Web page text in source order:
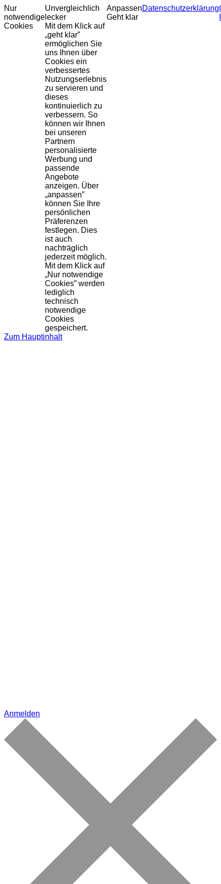
Nur
notwendige
Cookies
Unvergleichlich
lecker
Mit dem Klick auf
„geht klar”
ermöglichen Sie
uns Ihnen über
Cookies ein
verbessertes
Nutzungserlebnis
zu servieren und
dieses
kontinuierlich zu
verbessern. So
können wir Ihnen
bei unseren
Partnern
personalisierte
Werbung und
passende
Angebote
anzeigen. Über
„anpassen”
können Sie Ihre
persönlichen
Präferenzen
festlegen. Dies
ist auch
nachträglich
jederzeit möglich.
Mit dem Klick auf
„Nur notwendige
Cookies” werden
lediglich
technisch
notwendige
Cookies
gespeichert.
Anpassen
Geht klar
Datenschutzerklärung
Zum Hauptinhalt
Anmelden